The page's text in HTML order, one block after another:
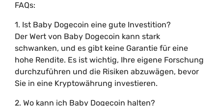
FAQs:
1. Ist Baby Dogecoin eine gute Investition?
Der Wert von Baby Dogecoin kann stark
schwanken, und es gibt keine Garantie für eine
hohe Rendite. Es ist wichtig, Ihre eigene Forschung
durchzuführen und die Risiken abzuwägen, bevor
Sie in eine Kryptowährung investieren.
2. Wo kann ich Baby Dogecoin halten?